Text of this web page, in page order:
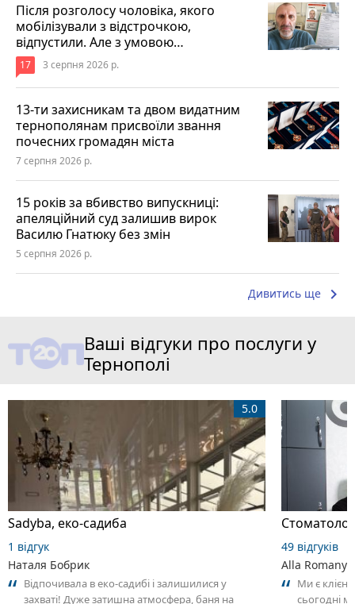
Після розголосу чоловіка, якого
мобілізували з відстрочкою,
відпустили. Але з умовою…
17 3 серпня 2026 р.
13-ти захисникам та двом видатним
тернополянам присвоїли звання
почесних громадян міста
7 серпня 2026 р.
15 років за вбивство випускниці:
апеляційний суд залишив вирок
Василю Гнатюку без змін
5 серпня 2026 р.
Дивитись ще keyboard_arrow_right
Ваші відгуки про послуги у
Тернополі
Sadyba, еко-садиба
5.0
1 відгук
Наталя Бобрик
Відпочивала в еко-садибі і залишилися у
захваті! Дуже затишна атмосфера, баня на
49 відгуків
Alla
Ми є
сьогодні